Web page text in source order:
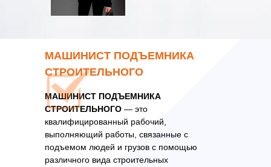
МАШИНИСТ ПОДЪЕМНИКА
СТРОИТЕЛЬНОГО
МАШИНИСТ ПОДЪЕМНИКА
СТРОИТЕЛЬНОГО — это
квалифицированный рабочий,
выполняющий работы, связанные с
подъемом людей и грузов с помощью
различного вида строительных